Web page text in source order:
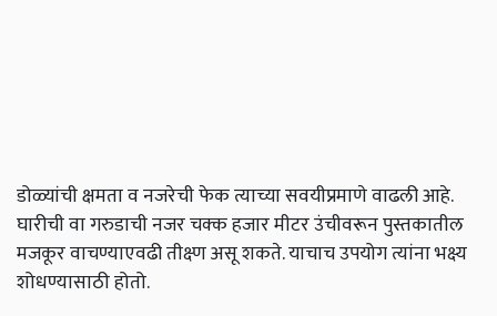
डोळ्यांची क्षमता व नजरेची फेक त्याच्या सवयीप्रमाणे वाढली आहे.
घारीची वा गरुडाची नजर चक्क हजार मीटर उंचीवरून पुस्तकातील
मजकूर वाचण्याएवढी तीक्ष्ण असू शकते. याचाच उपयोग त्यांना भक्ष्य
शोधण्यासाठी होतो.